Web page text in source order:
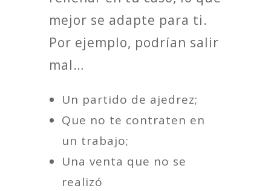
mejor se adapte para ti.
Por ejemplo, podrían salir
mal…
Un partido de ajedrez;
Que no te contraten en
un trabajo;
Una venta que no se
realizó